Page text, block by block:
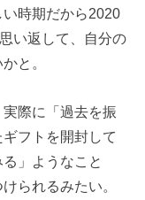
時期だから2020
い返して、自分の
と。
際に「過去を振
フトを開封して
」ようなこと
られるみたい。